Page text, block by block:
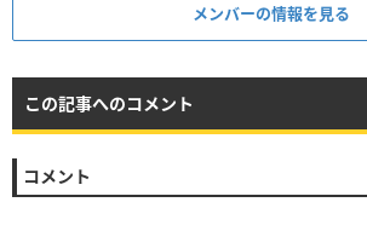
メンバーの情報を見る
この記事へのコメント
コメント